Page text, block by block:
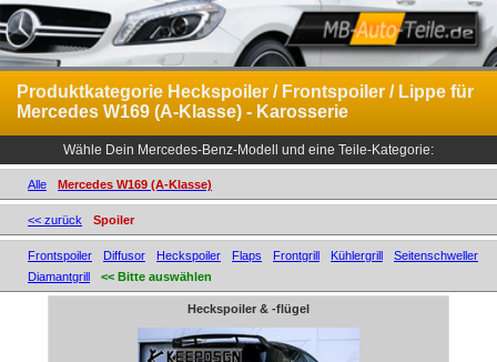
Produktkategorie Heckspoiler / Frontspoiler / Lippe für
Mercedes W169 (A-Klasse) - Karosserie
Wähle Dein Mercedes-Benz-Modell und eine Teile-Kategorie:
Alle Mercedes W169 (A-Klasse)
<< zurück Spoiler
Frontspoiler Diffusor Heckspoiler Flaps Frontgrill Kühlergrill
Seitenschweller
Diamantgrill
<< Bitte auswählen
Heckspoiler & -flügel